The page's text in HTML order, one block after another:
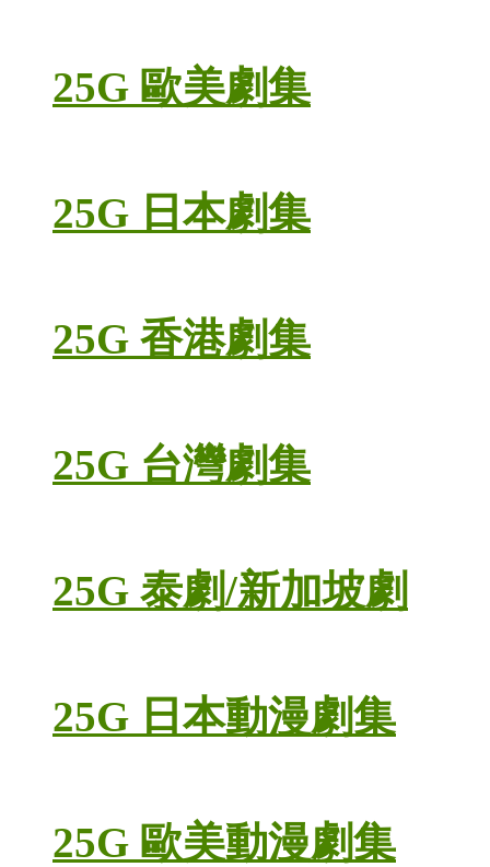
25G 歐美劇集
25G 日本劇集
25G 香港劇集
25G 台灣劇集
25G 泰劇/新加坡劇
25G 日本動漫劇集
25G 歐美動漫劇集